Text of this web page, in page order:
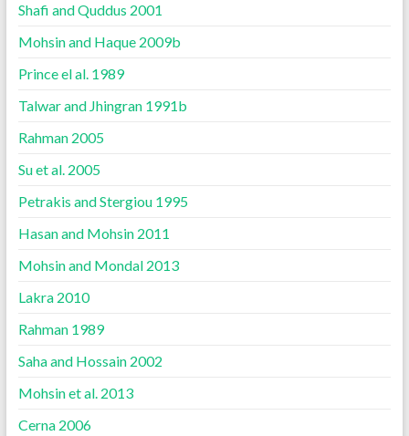
Shafi and Quddus 2001
Mohsin and Haque 2009b
Prince el al. 1989
Talwar and Jhingran 1991b
Rahman 2005
Su et al. 2005
Petrakis and Stergiou 1995
Hasan and Mohsin 2011
Mohsin and Mondal 2013
Lakra 2010
Rahman 1989
Saha and Hossain 2002
Mohsin et al. 2013
Cerna 2006